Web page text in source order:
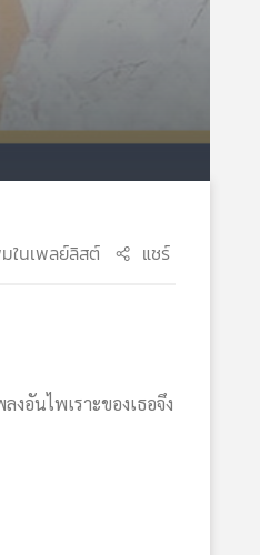
ในเพลย์ลิสต์ แชร์
อันไพเราะของเธอจึง